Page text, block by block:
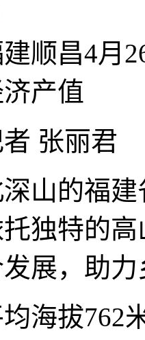
顺昌4月
产值
张丽君
的福建
独特的
展，助
拔762米